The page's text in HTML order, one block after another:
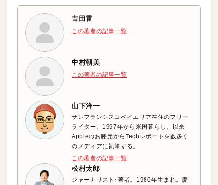
吉田雷
この著者の記事一覧
中村朝美
この著者の記事一覧
山下洋一
サンフランシスコベイエリア在住のフリー
ライター。1997年から米国暮らし、以来
Appleのお膝元からTechレポートを数多く
のメディアに執筆する。
この著者の記事一覧
松村太郎
ジャーナリスト･著者。1980年生まれ。慶